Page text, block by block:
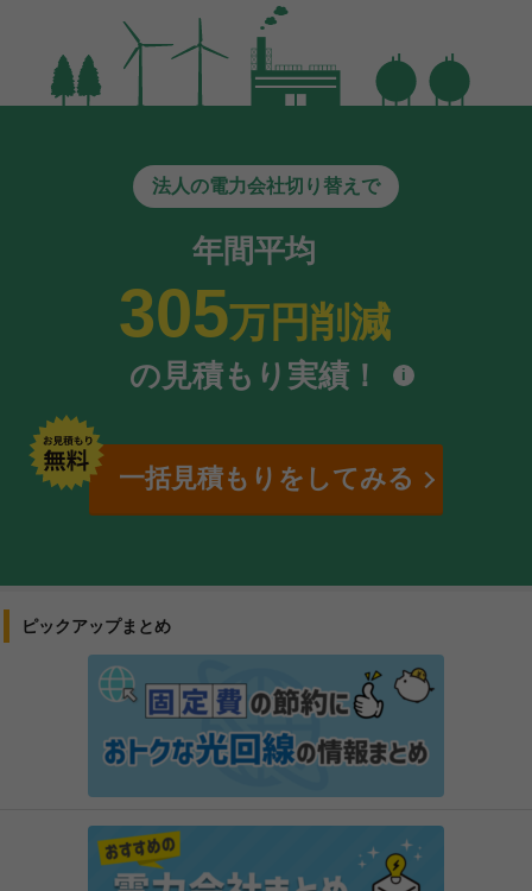
法人の電力会社切り替えで
年間平均
305万円削減
の見積もり実績！ i
一括見積もりをしてみる
ピックアップまとめ